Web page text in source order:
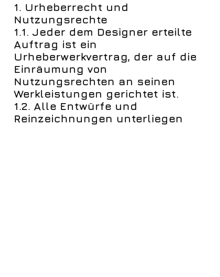
1. Urheberrecht und
Nutzungsrechte
1.1. Jeder dem Designer erteilte
Auftrag ist ein
Urheberwerkvertrag, der auf die
Einräumung von
Nutzungsrechten an seinen
Werkleistungen gerichtet ist.
1.2. Alle Entwürfe und
Reinzeichnungen unterliegen